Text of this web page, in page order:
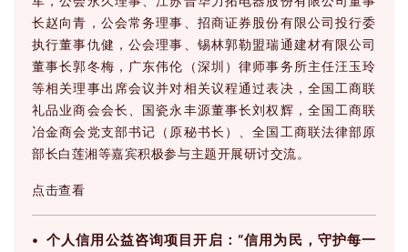
长赵向青，公会常务理事、招商证券股份有限公司投行委
执行董事仇健，公会理事、锡林郭勒盟瑞通建材有限公司
董事长郭冬梅，广东伟伦（深圳）律师事务所主任汪玉玲
等相关理事出席会议并对相关议程通过表决，全国工商联
礼品业商会会长、国瓷永丰源董事长刘权辉，全国工商联
冶金商会党支部书记（原秘书长）、全国工商联法律部原
部长白莲湘等嘉宾积极参与主题开展研讨交流。
点击查看
• 个人信用公益咨询项目开启：“信用为民，守护每一